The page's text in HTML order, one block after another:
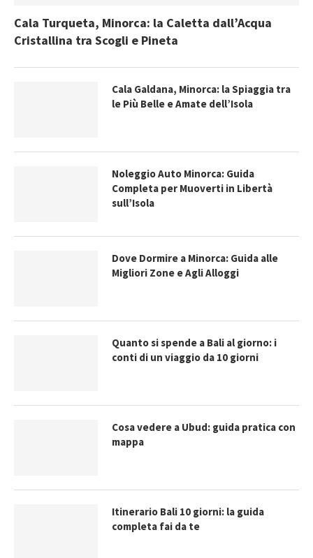
Cala Turqueta, Minorca: la Caletta dall’Acqua
Cristallina tra Scogli e Pineta
Cala Galdana, Minorca: la Spiaggia tra
le Più Belle e Amate dell’Isola
Noleggio Auto Minorca: Guida
Completa per Muoverti in Libertà
sull’Isola
Dove Dormire a Minorca: Guida alle
Migliori Zone e Agli Alloggi
Quanto si spende a Bali al giorno: i
conti di un viaggio da 10 giorni
Cosa vedere a Ubud: guida pratica con
mappa
Itinerario Bali 10 giorni: la guida
completa fai da te